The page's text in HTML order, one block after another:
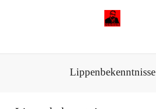
Lippenbekenntnisse